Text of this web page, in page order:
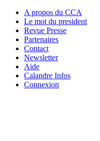
A propos du CCA
Le mot du president
Revue Presse
Partenaires
Contact
Newsletter
Aide
Calandre Infos
Connexion